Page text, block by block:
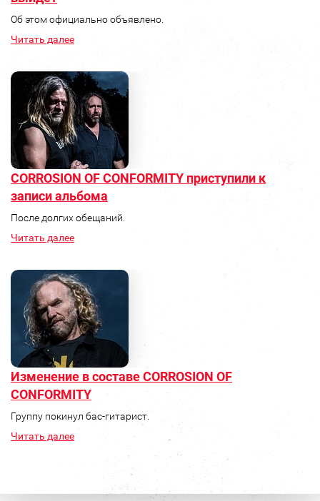
Об этом официально объявлено.
Читать далее
CORROSION OF CONFORMITY приступили к
записи альбома
После долгих обещаний.
Читать далее
Изменение в составе CORROSION OF
CONFORMITY
Группу покинул бас-гитарист.
Читать далее